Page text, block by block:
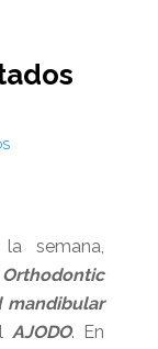
semana,
Orthodontic
AJODO. En